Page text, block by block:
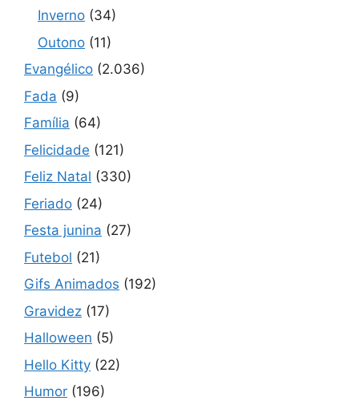
Inverno (34)
Outono (11)
Evangélico (2.036)
Fada (9)
Família (64)
Felicidade (121)
Feliz Natal (330)
Feriado (24)
Festa junina (27)
Futebol (21)
Gifs Animados (192)
Gravidez (17)
Halloween (5)
Hello Kitty (22)
Humor (196)